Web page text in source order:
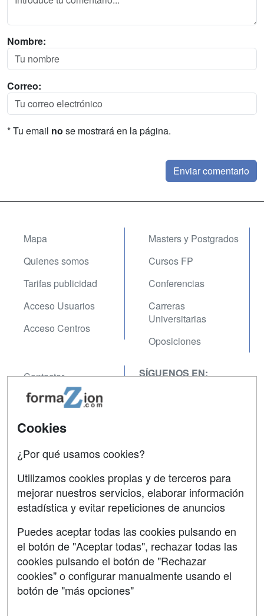
Nombre:
Correo:
* Tu email no se mostrará en la página.
Mapa
Quienes somos
Tarifas publicidad
Acceso Usuarios
Acceso Centros
Masters y Postgrados
Cursos FP
Conferencias
Carreras
Universitarias
Oposiciones
Contactar
Confidencialidad
Aviso legal
SÍGUENOS EN:
Grupo formazion:
Cookies
¿Por qué usamos cookies?
Utilizamos cookies propias y de terceros para
mejorar nuestros servicios, elaborar información
estadística y evitar repeticiones de anuncios
Puedes aceptar todas las cookies pulsando en
el botón de "Aceptar todas", rechazar todas las
cookies pulsando el botón de "Rechazar
cookies" o configurar manualmente usando el
botón de "más opciones"